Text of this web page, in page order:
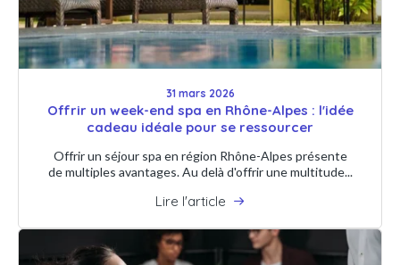
31 mars 2026
Offrir un week-end spa en Rhône-Alpes : l'idée
cadeau idéale pour se ressourcer
Offrir un séjour spa en région Rhône-Alpes présente
de multiples avantages. Au delà d'offrir une multitude...
Lire l'article